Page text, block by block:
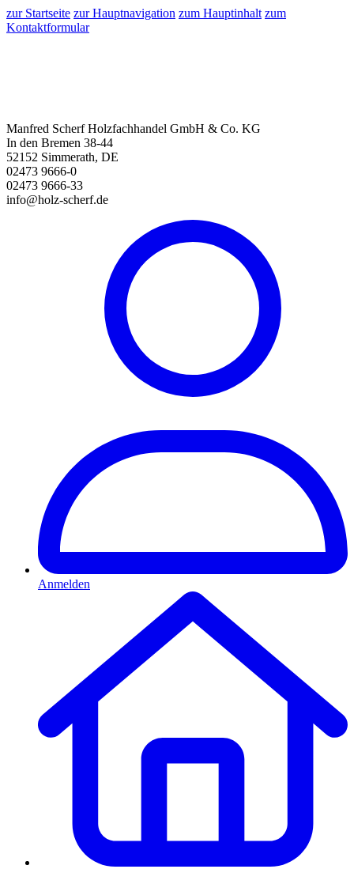
zur Startseite zur Hauptnavigation zum Hauptinhalt zum
Kontaktformular
Manfred Scherf Holzfachhandel GmbH & Co. KG
In den Bremen 38-44
52152 Simmerath, DE
02473 9666-0
02473 9666-33
info@holz-scherf.de
Anmelden